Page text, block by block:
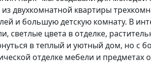
из двухкомнатной квартиры
и большую детскую комнату. В
светлые цвета в отделке,
в теплый и уютный дом, но с
отделке мебели и